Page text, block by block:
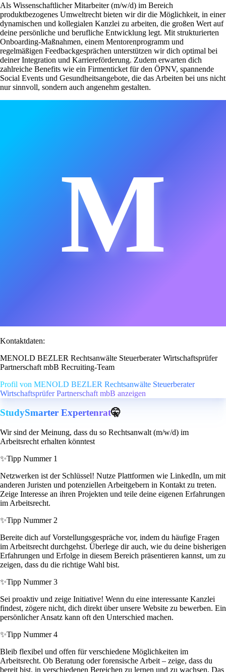
Als Wissenschaftlicher Mitarbeiter (m/w/d) im Bereich
produktbezogenes Umweltrecht bieten wir dir die Möglichkeit, in einer
dynamischen und kollegialen Kanzlei zu arbeiten, die großen Wert auf
deine persönliche und berufliche Entwicklung legt. Mit strukturierten
Onboarding-Maßnahmen, einem Mentorenprogramm und
regelmäßigen Feedbackgesprächen unterstützen wir dich optimal bei
deiner Integration und Karriereförderung. Zudem erwarten dich
zahlreiche Benefits wie ein Firmenticket für den ÖPNV, spannende
Social Events und Gesundheitsangebote, die das Arbeiten bei uns nicht
nur sinnvoll, sondern auch angenehm gestalten.
M
Kontaktdaten:
MENOLD BEZLER Rechtsanwälte Steuerberater Wirtschaftsprüfer
Partnerschaft mbB Recruiting-Team
Profil von MENOLD BEZLER Rechtsanwälte Steuerberater
Wirtschaftsprüfer Partnerschaft mbB anzeigen
StudySmarter Expertenrat🤫
Wir sind der Meinung, dass du so Rechtsanwalt (m/w/d) im
Arbeitsrecht erhalten könntest
✨Tipp Nummer 1
Netzwerken ist der Schlüssel! Nutze Plattformen wie LinkedIn, um mit
anderen Juristen und potenziellen Arbeitgebern in Kontakt zu treten.
Zeige Interesse an ihren Projekten und teile deine eigenen Erfahrungen
im Arbeitsrecht.
✨Tipp Nummer 2
Bereite dich auf Vorstellungsgespräche vor, indem du häufige Fragen
im Arbeitsrecht durchgehst. Überlege dir auch, wie du deine bisherigen
Erfahrungen und Erfolge in diesem Bereich präsentieren kannst, um zu
zeigen, dass du die richtige Wahl bist.
✨Tipp Nummer 3
Sei proaktiv und zeige Initiative! Wenn du eine interessante Kanzlei
findest, zögere nicht, dich direkt über unsere Website zu bewerben. Ein
persönlicher Ansatz kann oft den Unterschied machen.
✨Tipp Nummer 4
Bleib flexibel und offen für verschiedene Möglichkeiten im
Arbeitsrecht. Ob Beratung oder forensische Arbeit – zeige, dass du
bereit bist, in verschiedenen Bereichen zu lernen und zu wachsen. Das